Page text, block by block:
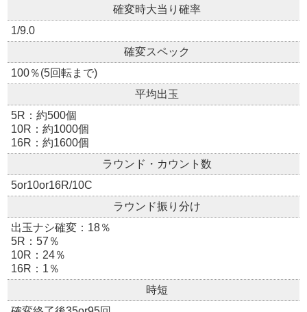
確変時大当り確率
1/9.0
確変スペック
100％(5回転まで)
平均出玉
5R：約500個
10R：約1000個
16R：約1600個
ラウンド・カウント数
5or10or16R/10C
ラウンド振り分け
出玉ナシ確変：18％
5R：57％
10R：24％
16R：1％
時短